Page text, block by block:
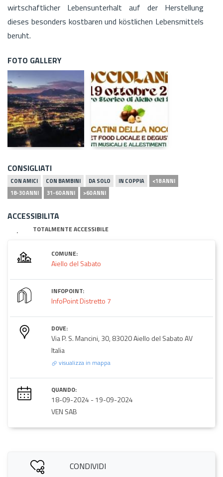
wirtschaftlicher Lebensunterhalt auf der Herstellung
dieses besonders kostbaren und köstlichen Lebensmittels
beruht.
FOTO GALLERY
CONSIGLIATI
CON AMICI CON BAMBINI DA SOLO IN COPPIA
<18 ANNI
18-30 ANNI
31-60 ANNI >60 ANNI
ACCESSIBILITA
TOTALMENTE ACCESSIBILE
COMUNE:
Aiello del Sabato
INFOPOINT:
InfoPoint Distretto 7
DOVE:
Via P. S. Mancini, 30, 83020 Aiello del Sabato AV
Italia
visualizza in mappa
QUANDO:
18-09-2024 -19-09-2024
VEN SAB
CONDIVIDI